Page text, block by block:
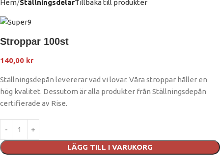
Hem StällningsdelarTillbaka till produkter
Stroppar 100st
140,00 kr
Ställningsdepån levererar vad vi lovar. Våra stroppar håller en
hög kvalitet. Dessutom är alla produkter från Ställningsdepån
certifierade av Rise.
LÄGG TILL I VARUKORG